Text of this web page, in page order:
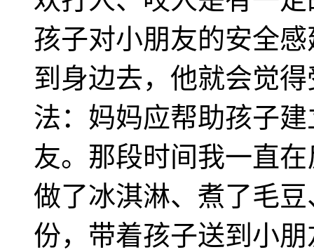
孩子对小朋友的安全
到身边去，他就会觉
法：妈妈应帮助孩子
友。那段时间我一直
做了冰淇淋、煮了毛
份，带着孩子送到小